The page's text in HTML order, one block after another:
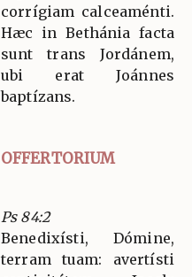
corrígiam calceaménti.
Hæc in Bethánia facta
sunt trans Jordánem,
ubi erat Joánnes
baptízans.
OFFERTORIUM
Ps 84:2
Benedixísti, Dómine,
terram tuam: avertísti